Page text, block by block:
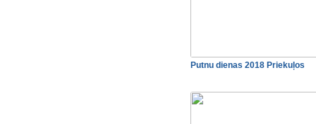
Putnu dienas 2018 Priekuļos